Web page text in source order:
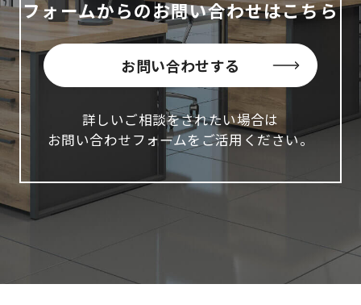
フォームからのお問い合わせはこちら
お問い合わせする
詳しいご相談をされたい場合は
お問い合わせフォームをご活用ください。